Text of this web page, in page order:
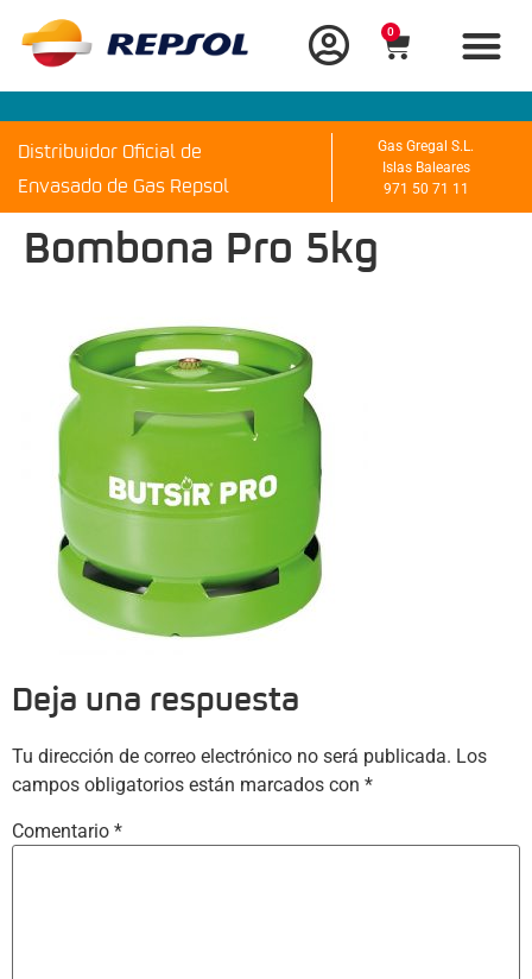
0
Distribuidor Oficial de
Envasado de Gas Repsol
Gas Gregal S.L.
Islas Baleares
971 50 71 11
Bombona Pro 5kg
Deja una respuesta
Tu dirección de correo electrónico no será publicada. Los
campos obligatorios están marcados con *
Comentario *